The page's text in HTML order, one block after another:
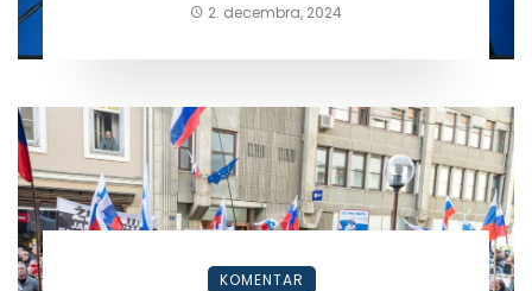
2. decembra, 2024
KOMENTAR